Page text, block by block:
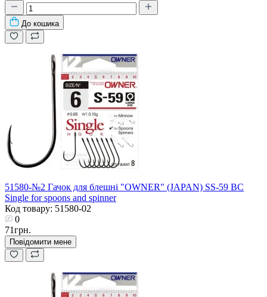
До кошика
51580-№2 Гачок для блешні "OWNER" (JAPAN) SS-59 BC
Single for spoons and spinner
Код товару: 51580-02
0
71грн.
Повідомити мене